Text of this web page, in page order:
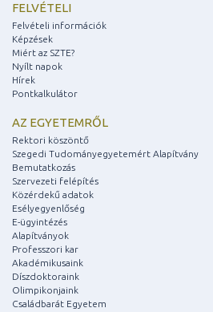
FELVÉTELI
Felvételi információk
Képzések
Miért az SZTE?
Nyílt napok
Hírek
Pontkalkulátor
AZ EGYETEMRŐL
Rektori köszöntő
Szegedi Tudományegyetemért Alapítvány
Bemutatkozás
Szervezeti felépítés
Közérdekű adatok
Esélyegyenlőség
E-ügyintézés
Alapítványok
Professzori kar
Akadémikusaink
Díszdoktoraink
Olimpikonjaink
Családbarát Egyetem